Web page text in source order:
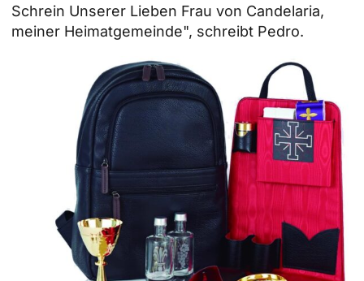
Schrein Unserer Lieben Frau von Candelaria,
meiner Heimatgemeinde", schreibt Pedro.